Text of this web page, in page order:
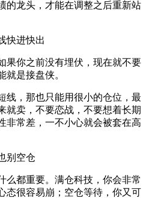
的龙头，才能在调整之后重新站
快进快出
果你之前没有埋伏，现在就不要
就是接盘侠。
线，那也只能用很小的仓位，最
就卖，不要恋战，不要想着长期
非常差，一不小心就会被套在高
别空仓
么都重要。满仓科技，你会非常
态很容易崩；空仓等待，你又可